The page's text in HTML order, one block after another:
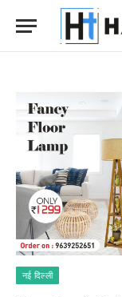
नई दिल्ली